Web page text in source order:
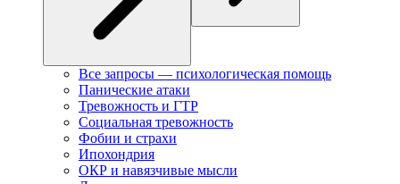
Все запросы — психологическая помощь
Панические атаки
Тревожность и ГТР
Социальная тревожность
Фобии и страхи
Ипохондрия
ОКР и навязчивые мысли